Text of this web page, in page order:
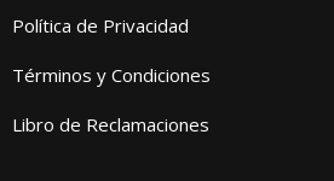
Política de Privacidad
Términos y Condiciones
Libro de Reclamaciones